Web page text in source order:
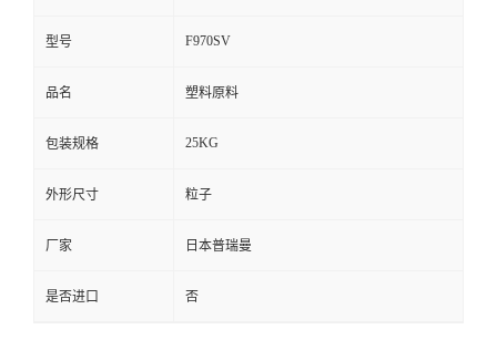
型号 F970SV
品名 塑料原料
包装规格 25KG
外形尺寸 粒子
厂家 日本普瑞曼
是否进口 否